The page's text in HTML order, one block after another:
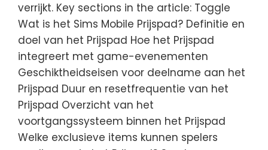
verrijkt. Key sections in the article: Toggle
Wat is het Sims Mobile Prijspad? Definitie en
doel van het Prijspad Hoe het Prijspad
integreert met game-evenementen
Geschiktheidseisen voor deelname aan het
Prijspad Duur en resetfrequentie van het
Prijspad Overzicht van het
voortgangssysteem binnen het Prijspad
Welke exclusieve items kunnen spelers